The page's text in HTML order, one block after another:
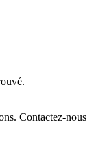
Contactez-nous